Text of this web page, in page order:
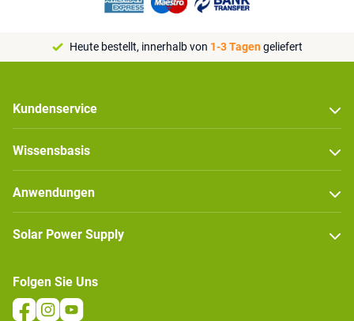
Heute bestellt, innerhalb von 1-3 Tagengeliefert
Kundenservice
Wissensbasis
Anwendungen
Solar Power Supply
Folgen Sie Uns